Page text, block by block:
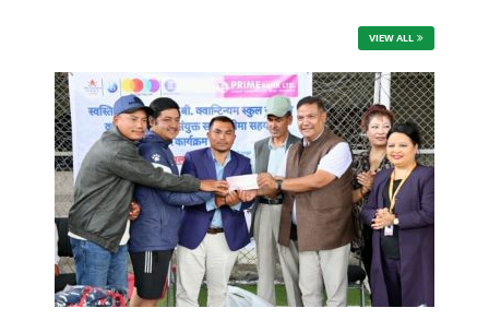
VIEW ALL